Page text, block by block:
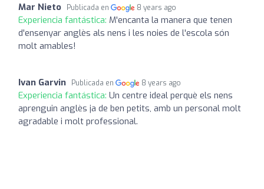
Mar Nieto Publicada en 8 years ago
Experiencia fantástica: M'encanta la manera que tenen
d'ensenyar anglès als nens i les noies de l'escola són
molt amables!
Ivan Garvin Publicada en 8 years ago
Experiencia fantástica: Un centre ideal perquè els nens
aprenguin anglès ja de ben petits, amb un personal molt
agradable i molt professional.